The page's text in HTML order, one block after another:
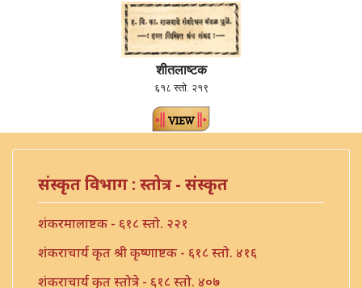
शीतलाष्टक
६१८ स्तो. २१९
संस्कृत विभाग : स्तोत्र - संस्कृत
शंकरमालाष्टक - ६१८ स्तो. २२१
शंकराचार्य कृत श्री कृष्णाष्टक - ६१८ स्तो. ४१६
शंकराचार्य कृत स्तोत्रे - ६१८ स्तो. ४०७